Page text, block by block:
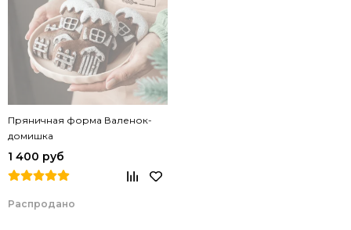
Пряничная форма Валенок-
домишка
1 400 руб
Распродано